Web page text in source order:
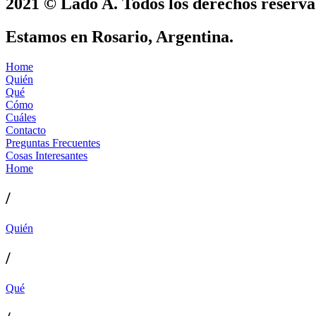
2021 © Lado A. Todos los derechos
Estamos en Rosario, Argentina.
Home
Quién
Qué
Cómo
Cuáles
Contacto
Preguntas Frecuentes
Cosas Interesantes
Home
/
Quién
/
Qué